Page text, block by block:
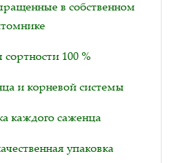
в собственном
100 %
и корневой системы
каждого саженца
упаковка